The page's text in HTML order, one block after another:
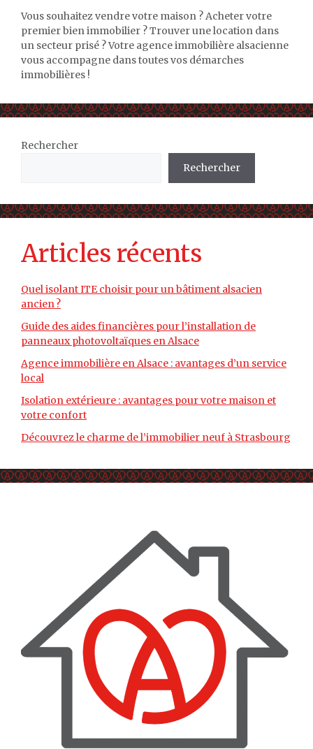
Vous souhaitez vendre votre maison ? Acheter votre
premier bien immobilier ? Trouver une location dans
un secteur prisé ? Votre agence immobilière alsacienne
vous accompagne dans toutes vos démarches
immobilières !
Rechercher
Rechercher
Articles récents
Quel isolant ITE choisir pour un bâtiment alsacien
ancien ?
Guide des aides financières pour l’installation de
panneaux photovoltaïques en Alsace
Agence immobilière en Alsace : avantages d’un service
local
Isolation extérieure : avantages pour votre maison et
votre confort
Découvrez le charme de l’immobilier neuf à Strasbourg